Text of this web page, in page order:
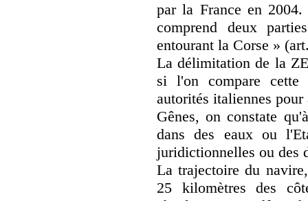
par la France en
comprend deux
entourant la Corse »
La délimitation de la
si l'on compare
autorités italiennes
Gênes, on constate
dans des eaux ou
juridictionnelles ou des
La trajectoire du
25 kilomètres des